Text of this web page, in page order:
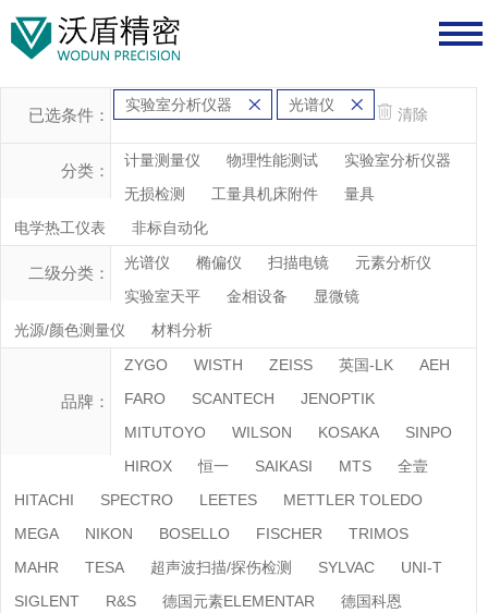
已选条件：
实验室分析仪器 光谱仪
清除
分类：
计量测量仪 物理性能测试
实验室分析仪器
无损检测
工量具机床附件
量具
电学热工仪表
非标自动化
二级分类：
光谱仪 椭偏仪 扫描电镜
元素分析仪
实验室天平
金相设备
显微镜
光源/颜色测量仪
材料分析
品牌：
ZYGO WISTH ZEISS 英国-LK
AEH
FARO
SCANTECH
JENOPTIK
MITUTOYO
WILSON KOSAKA
SINPO
HIROX
恒一 SAIKASI MTS
全壹
HITACHI
SPECTRO LEETES
METTLER TOLEDO
MEGA
NIKON BOSELLO FISCHER
TRIMOS
MAHR
TESA 超声波扫描/探伤检测 SYLVAC
UNI-T
SIGLENT
R&S 德国元素ELEMENTAR
德国科恩